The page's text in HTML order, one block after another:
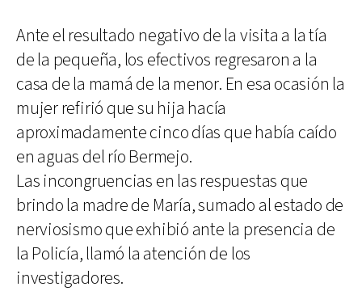
Ante el resultado negativo de la visita a la tía
de la pequeña, los efectivos regresaron a la
casa de la mamá de la menor. En esa ocasión la
mujer refirió que su hija hacía
aproximadamente cinco días que había caído
en aguas del río Bermejo.
Las incongruencias en las respuestas que
brindo la madre de María, sumado al estado de
nerviosismo que exhibió ante la presencia de
la Policía, llamó la atención de los
investigadores.